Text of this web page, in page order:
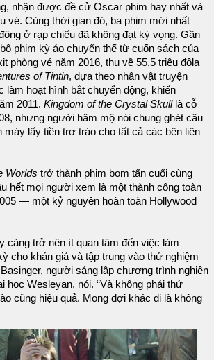
nhận được đề cử Oscar phim hay nhất và
vé. Cùng thời gian đó, ba phim mới nhất
ở rạp chiếu đã không đạt kỳ vọng. Gần
phim kỳ ảo chuyển thể từ cuốn sách của
phòng vé năm 2016, thu về 55,5 triệu đôla
of Tintin, dựa theo nhân vật truyện
làm hoạt hình bắt chuyển động, khiến
2011. Kingdom of the Crystal Skulllà cỗ
nhưng người hâm mộ nói chung ghét câu
máy lấy tiền trơ tráo cho tất cả các bên liên
Worlds trở thành phim bom tấn cuối cùng
hết mọi người xem là một thành công toàn
— một kỷ nguyên hoàn toàn Hollywood
càng trở nên ít quan tâm đến việc làm
cho khán giả và tập trung vào thử nghiệm
người sáng lập chương trình nghiên
học Wesleyan, nói. “Và không phải thử
cũng hiệu quả. Mong đợi khác đi là không